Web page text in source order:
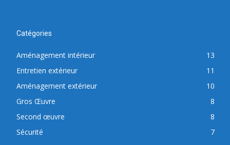
Catégories
Aménagement intérieur
13
Entretien extérieur
11
Aménagement extérieur
10
Gros Œuvre
8
Second œuvre
8
Sécurité
7